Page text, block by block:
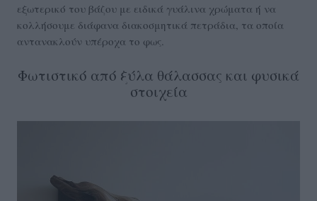
εξωτερικό του βάζου με ειδικά γυάλινα χρώματα ή να
κολλήσουμε διάφανα διακοσμητικά πετράδια, τα οποία
αντανακλούν υπέροχα το φως.
Φωτιστικό από ξύλα θάλασσας και φυσικά
στοιχεία